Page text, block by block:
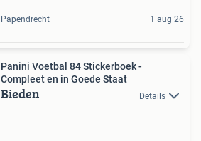
Papendrecht 1 aug 26
Panini Voetbal 84 Stickerboek -
Compleet en in Goede Staat
Bieden Details